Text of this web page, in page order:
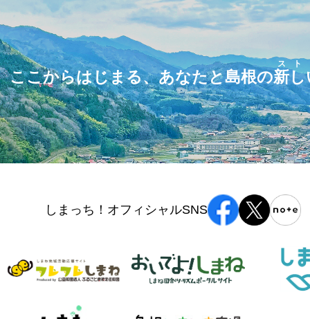
ここからはじまる、あなたと島根の新し
スト
しまっち！オフィシャルSNS